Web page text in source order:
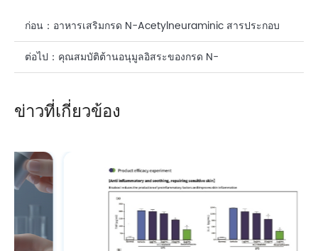
ก่อน： อาหารเสริมกรด N-Acetylneuraminic สารประกอบ
ธรรมชาติในผลิตภัณฑ์ดูแลผิวช่องปาก
ต่อไป： คุณสมบัติต้านอนุมูลอิสระของกรด N-
ข่าวที่เกี่ยวข้อง